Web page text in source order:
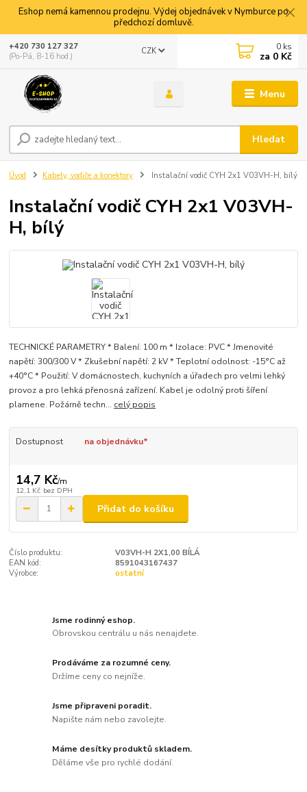
Eshop nemá kamennou prodejnu. Výdej objednávek v Nymburce po
předchozí domluvě.
Menu
CZK
Hledat
+420 730 127 327
(Po-Pá, 8-16 hod.)
0 ks
za 0 Kč
Úvod Kabely, vodiče a konektory Instalační vodič CYH 2x1 V03VH-H, bílý
Instalační vodič CYH 2x1 V03VH-
H, bílý
TECHNICKÉ PARAMETRY * Balení: 100 m * Izolace: PVC * Jmenovité
napětí: 300/300 V * Zkušební napětí: 2 kV * Teplotní odolnost: -15°C až
+40°C * Použití: V domácnostech, kuchyních a úřadech pro velmi lehký
provoz a pro lehká přenosná zařízení. Kabel je odolný proti šíření
plamene. Požárně techn... celý popis
Dostupnost na objednávku*
14,7 Kč/m
12,1 Kč bez DPH
Přidat do košíku
Číslo produktu:
V03VH-H 2X1,00 BÍLÁ
EAN kód:
8591043167437
Výrobce:
ostatní
Jsme rodinný eshop.
Obrovskou centrálu u nás nenajdete.
Prodáváme za rozumné ceny.
Držíme ceny co nejníže.
Jsme připraveni poradit.
Napište nám nebo zavolejte.
Máme desítky produktů skladem.
Děláme vše pro rychlé dodání.